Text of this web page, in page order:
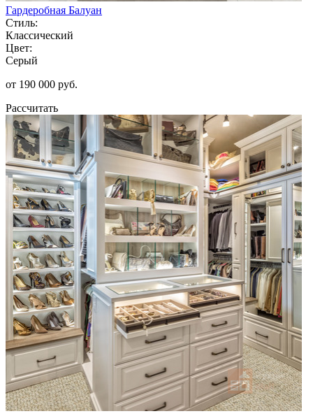
Гардеробная Балуан
Стиль:
Классический
Цвет:
Серый
от 190 000 руб.
Рассчитать